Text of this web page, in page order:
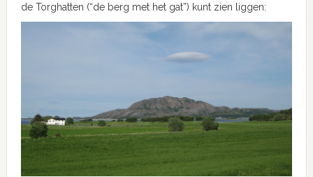
de Torghatten (“de berg met het gat”) kunt zien liggen: